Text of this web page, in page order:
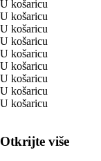
U košaricu
U košaricu
U košaricu
U košaricu
U košaricu
U košaricu
U košaricu
U košaricu
U košaricu
Otkrijte više